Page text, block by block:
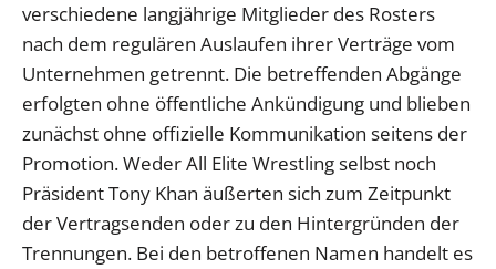
verschiedene langjährige Mitglieder des Rosters
nach dem regulären Auslaufen ihrer Verträge vom
Unternehmen getrennt. Die betreffenden Abgänge
erfolgten ohne öffentliche Ankündigung und blieben
zunächst ohne offizielle Kommunikation seitens der
Promotion. Weder All Elite Wrestling selbst noch
Präsident Tony Khan äußerten sich zum Zeitpunkt
der Vertragsenden oder zu den Hintergründen der
Trennungen. Bei den betroffenen Namen handelt es